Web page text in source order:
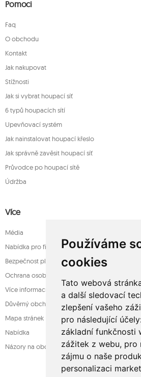
Používáme
cookies
Tato webová
a další sledovací
zlepšení vašeho
pro následující
základní funkčnosti
zážitek z webu, pro
zájmu o naše
personalizaci
Pomoci
Faq
O obchodu
Kontakt
Jak nakupovat
Stížnosti
Jak si vybrat houpací síť
6 typů houpacích sítí
Upevňovací systém
Jak nainstalovat houpací křeslo
Jak správně zavěsit houpací síť
Průvodce po houpací sítě
Údržba
Více
Média
Nabídka pro firmy
Bezpečnost platba
Ochrana osobních údajů
Více informací o houpací sítě
Důvěrný obchod
Mapa stránek
Nabídka
Názory na obchod